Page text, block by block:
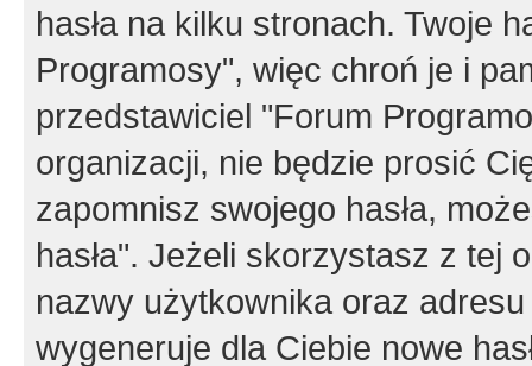
hasła na kilku stronach. Twoje
Programosy", więc chroń je i
przedstawiciel "Forum
organizacji, nie będzie prosić
zapomnisz swojego hasła,
hasła". Jeżeli skorzystasz z tej
nazwy użytkownika oraz
wygeneruje dla Ciebie nowe